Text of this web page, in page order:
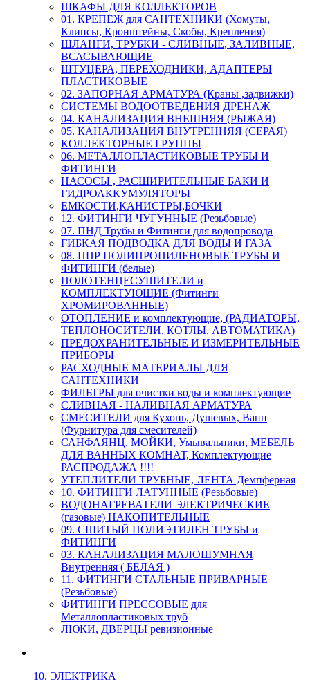
ШКАФЫ ДЛЯ КОЛЛЕКТОРОВ
01. КРЕПЕЖ для САНТЕХНИКИ (Хомуты,
Клипсы, Кронштейны, Скобы, Крепления)
ШЛАНГИ, ТРУБКИ - СЛИВНЫЕ, ЗАЛИВНЫЕ,
ВСАСЫВАЮЩИЕ
ШТУЦЕРА, ПЕРЕХОДНИКИ, АДАПТЕРЫ
ПЛАСТИКОВЫЕ
02. ЗАПОРНАЯ АРМАТУРА (Краны ,задвижки)
СИСТЕМЫ ВОДООТВЕДЕНИЯ ДРЕНАЖ
04. КАНАЛИЗАЦИЯ ВНЕШНЯЯ (РЫЖАЯ)
05. КАНАЛИЗАЦИЯ ВНУТРЕННЯЯ (СЕРАЯ)
КОЛЛЕКТОРНЫЕ ГРУППЫ
06. МЕТАЛЛОПЛАСТИКОВЫЕ ТРУБЫ И
ФИТИНГИ
НАСОСЫ , РАСШИРИТЕЛЬНЫЕ БАКИ И
ГИДРОАККУМУЛЯТОРЫ
ЕМКОСТИ,КАНИСТРЫ,БОЧКИ
12. ФИТИНГИ ЧУГУННЫЕ (Резьбовые)
07. ПНД Трубы и Фитинги для водопровода
ГИБКАЯ ПОДВОДКА ДЛЯ ВОДЫ И ГАЗА
08. ППР ПОЛИПРОПИЛЕНОВЫЕ ТРУБЫ И
ФИТИНГИ (белые)
ПОЛОТЕНЦЕСУШИТЕЛИ и
КОМПЛЕКТУЮЩИЕ (Фитинги
ХРОМИРОВАННЫЕ)
ОТОПЛЕНИЕ и комплектующие, (РАДИАТОРЫ,
ТЕПЛОНОСИТЕЛИ, КОТЛЫ, АВТОМАТИКА)
ПРЕДОХРАНИТЕЛЬНЫЕ И ИЗМЕРИТЕЛЬНЫЕ
ПРИБОРЫ
РАСХОДНЫЕ МАТЕРИАЛЫ ДЛЯ
САНТЕХНИКИ
ФИЛЬТРЫ для очистки воды и комплектующие
СЛИВНАЯ - НАЛИВНАЯ АРМАТУРА
СМЕСИТЕЛИ для Кухонь, Душевых, Ванн
(Фурнитура для смесителей)
САНФАЯНЦ, МОЙКИ, Умывальники, МЕБЕЛЬ
ДЛЯ ВАННЫХ КОМНАТ, Комплектующие
РАСПРОДАЖА !!!!
УТЕПЛИТЕЛИ ТРУБНЫЕ, ЛЕНТА Демпферная
10. ФИТИНГИ ЛАТУННЫЕ (Резьбовые)
ВОДОНАГРЕВАТЕЛИ ЭЛЕКТРИЧЕСКИЕ
(газовые) НАКОПИТЕЛЬНЫЕ
09. СШИТЫЙ ПОЛИЭТИЛЕН ТРУБЫ и
ФИТИНГИ
03. КАНАЛИЗАЦИЯ МАЛОШУМНАЯ
Внутренняя ( БЕЛАЯ )
11. ФИТИНГИ СТАЛЬНЫЕ ПРИВАРНЫЕ
(Резьбовые)
ФИТИНГИ ПРЕССОВЫЕ для
Металлопластиковых труб
ЛЮКИ, ДВЕРЦЫ ревизионные
10. ЭЛЕКТРИКА